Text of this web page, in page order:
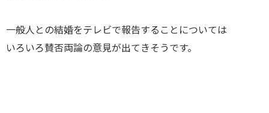
一般人との結婚をテレビで報告することについては
いろいろ賛否両論の意見が出てきそうです。